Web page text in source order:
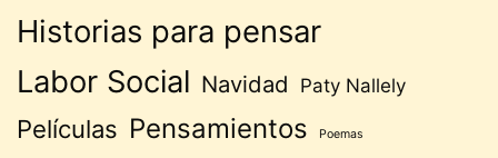
Historias para pensar
Labor Social Navidad Paty Nallely
Películas Pensamientos Poemas